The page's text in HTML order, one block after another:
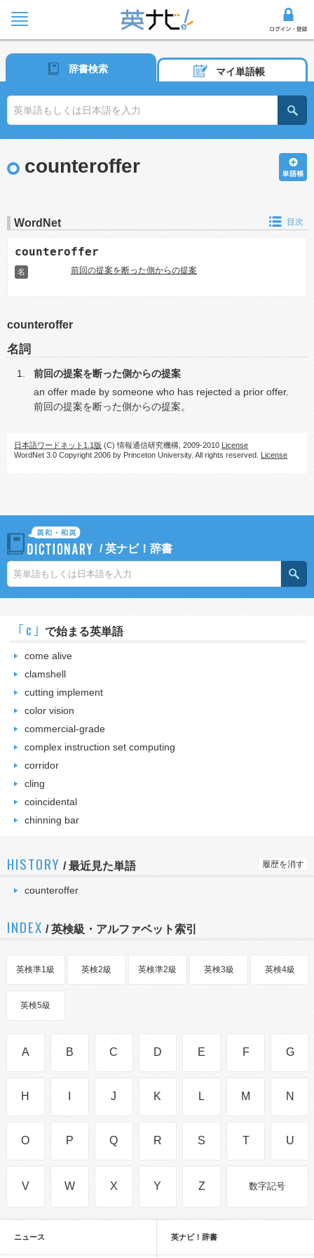
辞書検索 マイ単語帳
counteroffer
WordNet 目次
counteroffer
名 前回の提案を断った側からの提案
counteroffer
名詞
前回の提案を断った側からの提案
an offer made by someone who has rejected a prior offer.
前回の提案を断った側からの提案。
日本語ワードネット1.1版 (C) 情報通信研究機構, 2009-2010 License
WordNet 3.0 Copyright 2006 by Princeton University. All rights reserved. License
/英ナビ！辞書
｢c｣ で始まる英単語
come alive
clamshell
cutting implement
color vision
commercial-grade
complex instruction set computing
corridor
cling
coincidental
chinning bar
HISTORY /最近見た単語 履歴を消す
counteroffer
INDEX / 英検級・アルファベット索引
英検準1級 英検2級 英検準2級 英検3級 英検4級
英検5級
A B C D E F G
H J K L M N
O P Q R S T U
V W X Y Z 数字記号
ニュース 英ナビ！辞書